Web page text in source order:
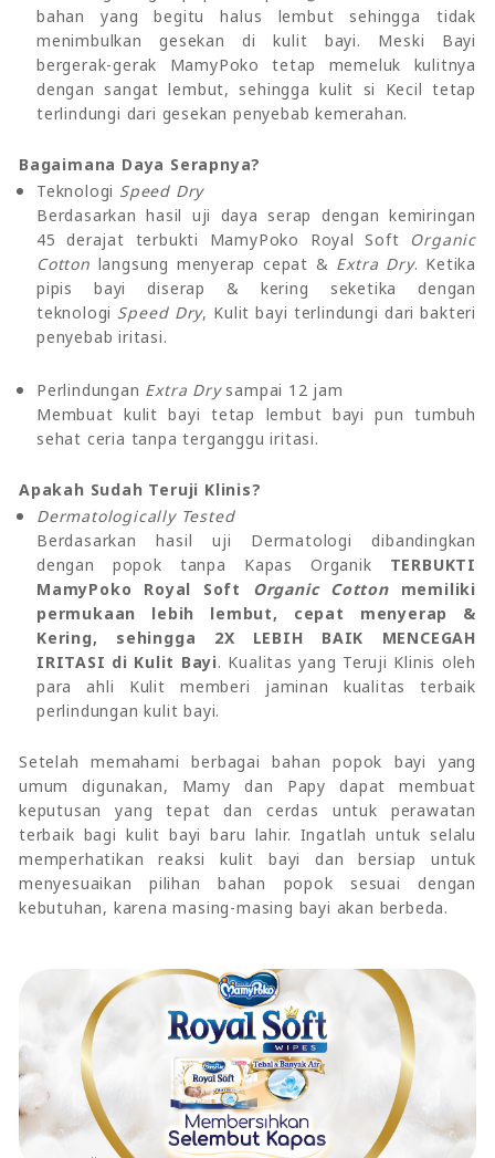
bahan yang begitu halus lembut sehingga tidak
menimbulkan gesekan di kulit bayi. Meski Bayi
bergerak-gerak MamyPoko tetap memeluk kulitnya
dengan sangat lembut, sehingga kulit si Kecil tetap
terlindungi dari gesekan penyebab kemerahan.
Bagaimana Daya Serapnya?
Teknologi Speed Dry
Berdasarkan hasil uji daya serap dengan kemiringan
45 derajat terbukti MamyPoko Royal Soft Organic
Cotton langsung menyerap cepat & Extra Dry. Ketika
pipis bayi diserap & kering seketika dengan
teknologi Speed Dry, Kulit bayi terlindungi dari bakteri
penyebab iritasi.
Perlindungan Extra Drysampai 12 jam
Membuat kulit bayi tetap lembut bayi pun tumbuh
sehat ceria tanpa terganggu iritasi.
Apakah Sudah Teruji Klinis?
Dermatologically Tested
Berdasarkan hasil uji Dermatologi dibandingkan
dengan popok tanpa Kapas Organik TERBUKTI
MamyPoko Royal Soft Organic Cottonmemiliki
permukaan lebih lembut, cepat menyerap &
Kering, sehingga 2X LEBIH BAIK MENCEGAH
IRITASI di Kulit Bayi. Kualitas yang Teruji Klinis oleh
para ahli Kulit memberi jaminan kualitas terbaik
perlindungan kulit bayi.
Setelah memahami berbagai bahan popok bayi yang
umum digunakan, Mamy dan Papy dapat membuat
keputusan yang tepat dan cerdas untuk perawatan
terbaik bagi kulit bayi baru lahir. Ingatlah untuk selalu
memperhatikan reaksi kulit bayi dan bersiap untuk
menyesuaikan pilihan bahan popok sesuai dengan
kebutuhan, karena masing-masing bayi akan berbeda.